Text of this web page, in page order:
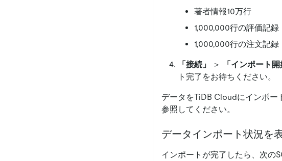
著者情報10万行
1,000,000行の評価記録
1,000,000行の注文記録
「接続」 ＞ 「インポート開
ト完了をお待ちください。
データをTiDB Cloudにインポー
参照してください。
データインポート状況を
インポートが完了したら、次の